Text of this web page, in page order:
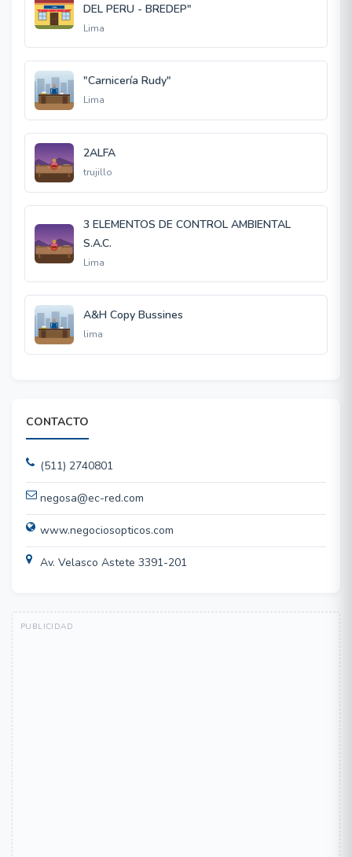
DEL PERU - BREDEP"
Lima
"Carnicería Rudy"
Lima
2ALFA
trujillo
3 ELEMENTOS DE CONTROL AMBIENTAL
S.A.C.
Lima
A&H Copy Bussines
lima
CONTACTO
(511) 2740801
negosa@ec-red.com
www.negociosopticos.com
Av. Velasco Astete 3391-201